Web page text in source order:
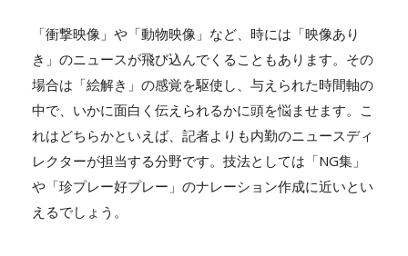
「衝撃映像」や「動物映像」など、時には「映像あり
き」のニュースが飛び込んでくることもあります。その
場合は「絵解き」の感覚を駆使し、与えられた時間軸の
中で、いかに面白く伝えられるかに頭を悩ませます。こ
れはどちらかといえば、記者よりも内勤のニュースディ
レクターが担当する分野です。技法としては「NG集」
や「珍プレー好プレー」のナレーション作成に近いとい
えるでしょう。